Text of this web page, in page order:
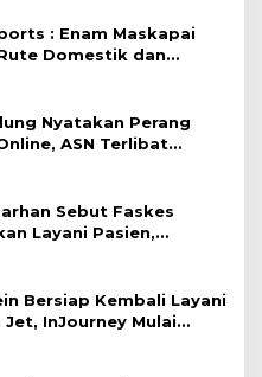
: Enam Maskapai
Domestik dan
Bandara Husein
Nyatakan Perang
ASN Terlibat
Tidak Hormat
Sebut Faskes
Layani Pasien,
Berujung Sanksi Tegas
Bersiap Kembali Layani
InJourney Mulai